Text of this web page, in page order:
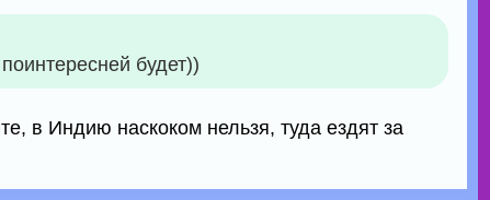
будет))
в Индию наскоком нельзя, туда ездят за